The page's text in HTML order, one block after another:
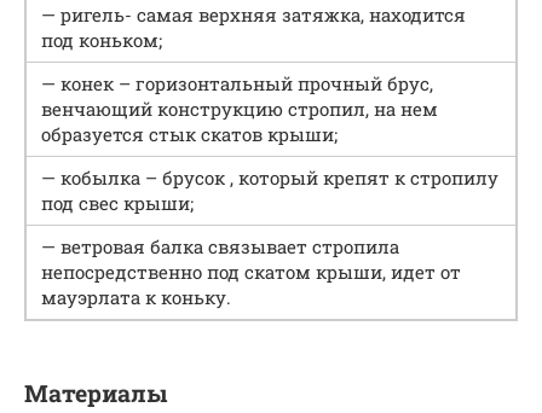
— ригель- самая верхняя затяжка, находится
под коньком;
— конек – горизонтальный прочный брус,
венчающий конструкцию стропил, на нем
образуется стык скатов крыши;
— кобылка – брусок , который крепят к стропилу
под свес крыши;
— ветровая балка связывает стропила
непосредственно под скатом крыши, идет от
мауэрлата к коньку.
Материалы